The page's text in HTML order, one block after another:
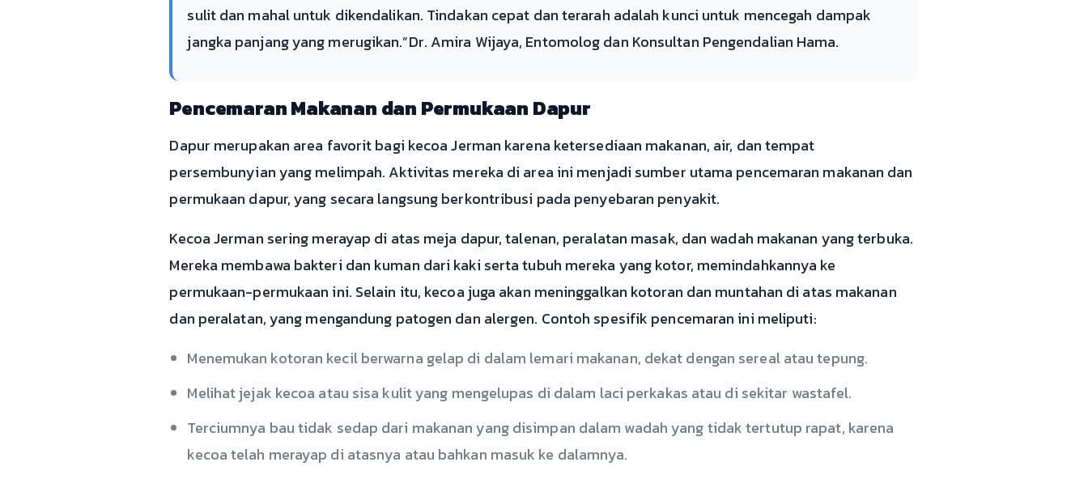
sulit dan mahal untuk dikendalikan. Tindakan cepat dan terarah adalah kunci untuk mencegah dampak
jangka panjang yang merugikan.”Dr. Amira Wijaya, Entomolog dan Konsultan Pengendalian Hama.
Pencemaran Makanan dan Permukaan Dapur
Dapur merupakan area favorit bagi kecoa Jerman karena ketersediaan makanan, air, dan tempat
persembunyian yang melimpah. Aktivitas mereka di area ini menjadi sumber utama pencemaran makanan dan
permukaan dapur, yang secara langsung berkontribusi pada penyebaran penyakit.
Kecoa Jerman sering merayap di atas meja dapur, talenan, peralatan masak, dan wadah makanan yang terbuka.
Mereka membawa bakteri dan kuman dari kaki serta tubuh mereka yang kotor, memindahkannya ke
permukaan-permukaan ini. Selain itu, kecoa juga akan meninggalkan kotoran dan muntahan di atas makanan
dan peralatan, yang mengandung patogen dan alergen. Contoh spesifik pencemaran ini meliputi:
Menemukan kotoran kecil berwarna gelap di dalam lemari makanan, dekat dengan sereal atau tepung.
Melihat jejak kecoa atau sisa kulit yang mengelupas di dalam laci perkakas atau di sekitar wastafel.
Terciumnya bau tidak sedap dari makanan yang disimpan dalam wadah yang tidak tertutup rapat, karena
kecoa telah merayap di atasnya atau bahkan masuk ke dalamnya.